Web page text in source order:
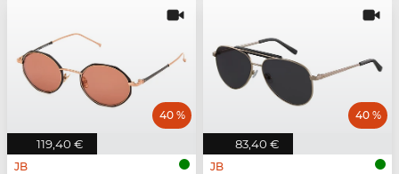
119,40 €
40 %
JB
83,40 €
40 %
JB